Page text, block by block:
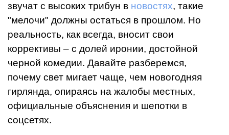
звучат с высоких трибун в новостях, такие
"мелочи" должны остаться в прошлом. Но
реальность, как всегда, вносит свои
коррективы – с долей иронии, достойной
черной комедии. Давайте разберемся,
почему свет мигает чаще, чем новогодняя
гирлянда, опираясь на жалобы местных,
официальные объяснения и шепотки в
соцсетях.